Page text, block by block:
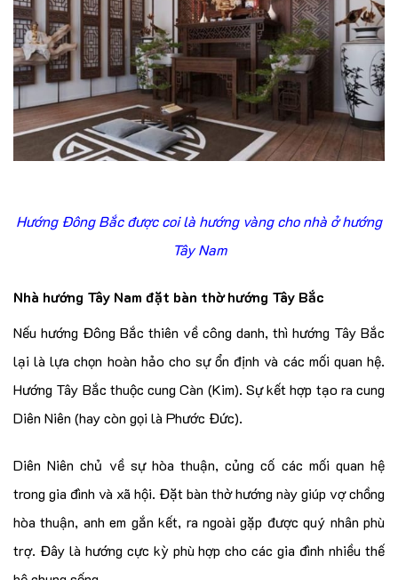
Hướng Đông Bắc được coi là hướng vàng cho nhà ở hướng
Tây Nam
Nhà hướng Tây Nam đặt bàn thờ hướng Tây Bắc
Nếu hướng Đông Bắc thiên về công danh, thì hướng Tây Bắc
lại là lựa chọn hoàn hảo cho sự ổn định và các mối quan hệ.
Hướng Tây Bắc thuộc cung Càn (Kim). Sự kết hợp tạo ra cung
Diên Niên (hay còn gọi là Phước Đức).
Diên Niên chủ về sự hòa thuận, củng cố các mối quan hệ
trong gia đình và xã hội. Đặt bàn thờ hướng này giúp vợ chồng
hòa thuận, anh em gắn kết, ra ngoài gặp được quý nhân phù
trợ. Đây là hướng cực kỳ phù hợp cho các gia đình nhiều thế